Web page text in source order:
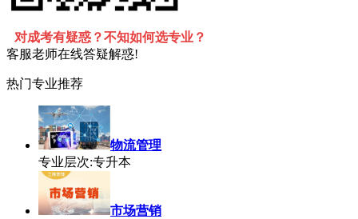
对成考有疑惑？不知如何选专业？
客服老师在线答疑解惑!
热门专业推荐
物流管理
专业层次:专升本
市场营销